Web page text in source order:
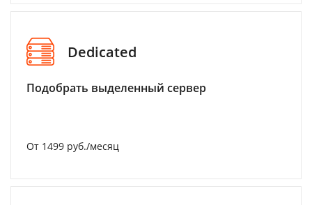
Dedicated
Подобрать выделенный сервер
От 1499 руб./месяц